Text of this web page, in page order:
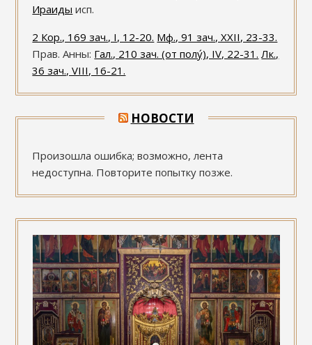
Ираиды исп.
2 Кор., 169 зач., I, 12-20. Мф., 91 зач., XXII, 23-33.
Прав. Анны: Гал., 210 зач. (от полу́), IV, 22-31. Лк.,
36 зач., VIII, 16-21.
НОВОСТИ
Произошла ошибка; возможно, лента
недоступна. Повторите попытку позже.